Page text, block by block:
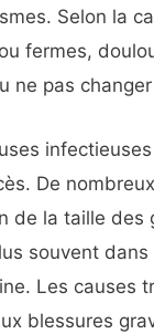
Selon la
fermes,
ne pas
De
de la taille des
souvent
Les causes
blessures